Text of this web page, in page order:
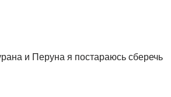
и Перуна я постараюсь сберечь